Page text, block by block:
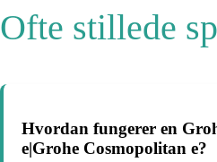
Ofte stillede
Hvordan fungerer en
e|Grohe Cosmopolitan e?